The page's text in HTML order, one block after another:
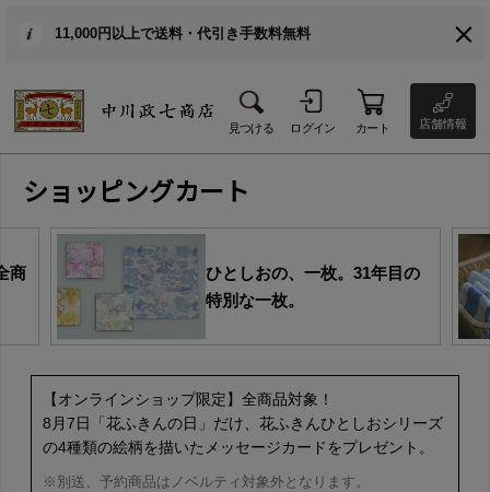
11,000円以上で送料・代引き手数料無料
見つける ログイン カート 店舗情報
ショッピングカート
商
ひとしおの、一枚。31年目の
特別な一枚。
【オンラインショップ限定】全商品対象！
8月7日「花ふきんの日」だけ、花ふきんひとしおシリーズ
の4種類の絵柄を描いたメッセージカードをプレゼント。
※別送、予約商品はノベルティ対象外となります。